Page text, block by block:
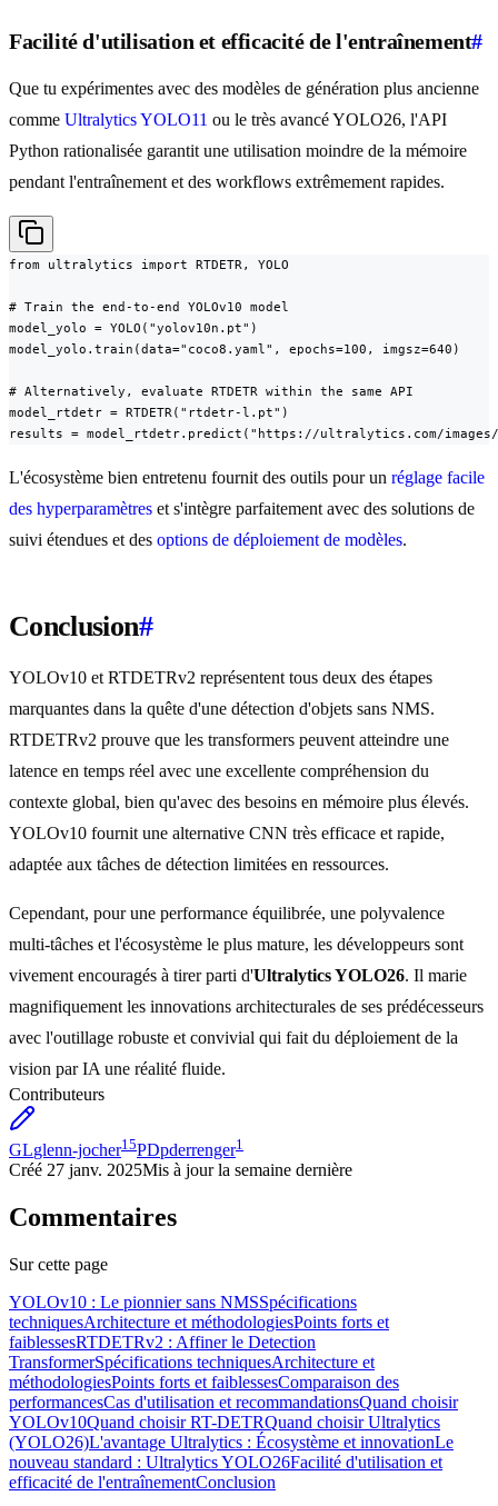
Facilité d'utilisation et efficacité de l'entraînement#
Que tu expérimentes avec des modèles de génération plus ancienne
comme Ultralytics YOLO11 ou le très avancé YOLO26, l'API
Python rationalisée garantit une utilisation moindre de la mémoire
pendant l'entraînement et des workflows extrêmement rapides.
from ultralytics import RTDETR, YOLO
# Train the end-to-end YOLOv10 model
model_yolo = YOLO("yolov10n.pt")
model_yolo.train(data="coco8.yaml", epochs=100, imgsz=640)
# Alternatively, evaluate RTDETR within the same API
model_rtdetr = RTDETR("rtdetr-l.pt")
results = model_rtdetr.predict("https://ultralytics.com/
L'écosystème bien entretenu fournit des outils pour un réglage facile
des hyperparamètres et s'intègre parfaitement avec des solutions de
suivi étendues et des options de déploiement de modèles.
Conclusion#
YOLOv10 et RTDETRv2 représentent tous deux des étapes
marquantes dans la quête d'une détection d'objets sans NMS.
RTDETRv2 prouve que les transformers peuvent atteindre une
latence en temps réel avec une excellente compréhension du
contexte global, bien qu'avec des besoins en mémoire plus élevés.
YOLOv10 fournit une alternative CNN très efficace et rapide,
adaptée aux tâches de détection limitées en ressources.
Cependant, pour une performance équilibrée, une polyvalence
multi-tâches et l'écosystème le plus mature, les développeurs sont
vivement encouragés à tirer parti d'Ultralytics YOLO26. Il marie
magnifiquement les innovations architecturales de ses prédécesseurs
avec l'outillage robuste et convivial qui fait du déploiement de la
vision par IA une réalité fluide.
Contributeurs
GLglenn-jocher15PDpderrenger1
Créé 27 janv. 2025Mis à jour la semaine dernière
Commentaires
Sur cette page
YOLOv10 : Le pionnier sans NMSSpécifications
techniquesArchitecture et méthodologiesPoints forts et
faiblessesRTDETRv2 : Affiner le Detection
TransformerSpécifications techniquesArchitecture et
méthodologiesPoints forts et faiblessesComparaison des
performancesCas d'utilisation et recommandationsQuand choisir
YOLOv10Quand choisir RT-DETRQuand choisir Ultralytics
(YOLO26)L'avantage Ultralytics : Écosystème et innovationLe
nouveau standard : Ultralytics YOLO26Facilité d'utilisation et
efficacité de l'entraînementConclusion